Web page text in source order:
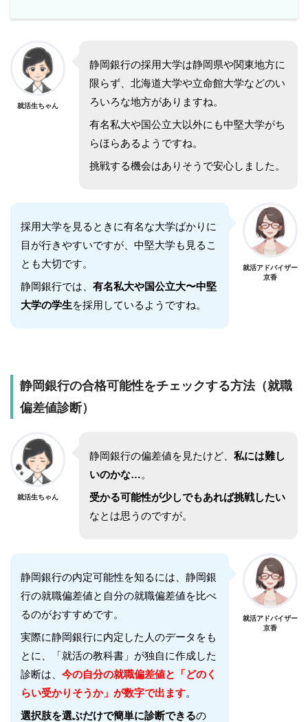
就活生ちゃん
静岡銀行の採用大学は静岡県や関東地方に
限らず、北海道大学や立命館大学などのい
ろいろな地方がありますね。
有名私大や国公立大以外にも中堅大学がち
らほらあるようですね。
挑戦する機会はありそうで安心しました。
採用大学を見るときに有名な大学ばかりに
目が行きやすいですが、中堅大学も見るこ
とも大切です。
静岡銀行では、 有名私大や国公立大〜中堅
大学の学生を採用しているようですね。
就活アドバイザー
京香
静岡銀行の合格可能性をチェックする方法（就職
偏差値診断）
就活生ちゃん
静岡銀行の偏差値を見たけど、 私には難し
いのかな…。
受かる可能性が少しでもあれば挑戦したい
なとは思うのですが。
静岡銀行の内定可能性を知るには、 静岡銀
行の就職偏差値と自分の就職偏差値を比べ
るのがおすすめです。
実際に静岡銀行に内定した人のデータをも
とに、「就活の教科書」が独自に作成した
診断は、 今の自分の就職偏差値と「どのく
らい受かりそうか」が数字で出ます。
選択肢を選ぶだけで簡単に診断できるの
就活アドバイザー
京香